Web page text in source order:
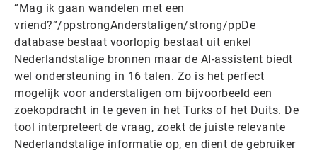
“Mag ik gaan wandelen met een
vriend?”/ppstrongAnderstaligen/strong/ppDe
database bestaat voorlopig bestaat uit enkel
Nederlandstalige bronnen maar de AI-assistent biedt
wel ondersteuning in 16 talen. Zo is het perfect
mogelijk voor anderstaligen om bijvoorbeeld een
zoekopdracht in te geven in het Turks of het Duits. De
tool interpreteert de vraag, zoekt de juiste relevante
Nederlandstalige informatie op, en dient de gebruiker